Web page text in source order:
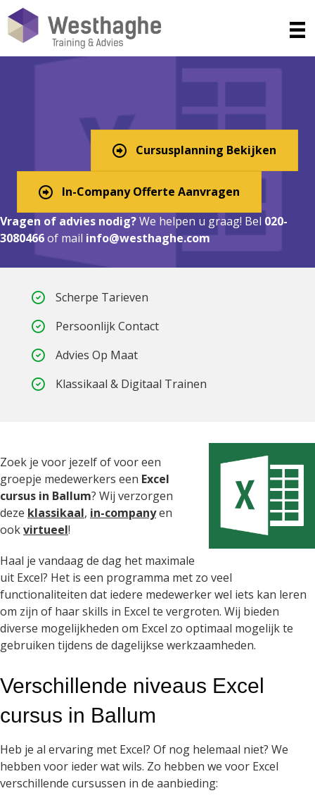
Excel Cursus in Ballum? Digitaal,
In-Company, of Klassikaal!
Cursusplanning Bekijken
In-Company Offerte Aanvragen
Vragen of advies nodig?We helpen u graag! Bel 020-
3080466of mail info@westhaghe.com
Scherpe Tarieven
Persoonlijk Contact
Advies Op Maat
Klassikaal & Digitaal Trainen
Zoek je voor jezelf of voor een
groepje medewerkers een Excel
cursus in Ballum? Wij verzorgen
deze klassikaal, in-companyen
ookvirtueel!
Haal je vandaag de dag het maximale
uit Excel? Het is een programma met zo veel
functionaliteiten dat iedere medewerker wel iets kan leren
om zijn of haar skills in Excel te vergroten. Wij bieden
diverse mogelijkheden om Excel zo optimaal mogelijk te
gebruiken tijdens de dagelijkse werkzaamheden.
Verschillende niveaus Excel
cursus in Ballum
Heb je al ervaring met Excel? Of nog helemaal niet? We
hebben voor ieder wat wils. Zo hebben we voor Excel
verschillende cursussen in de aanbieding: